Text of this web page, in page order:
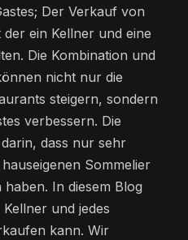
Der Verkauf von
der ein Kellner und eine
Die Kombination und
nicht nur die
steigern, sondern
verbessern. Die
dass nur sehr
Sommelier
In diesem Blog
und jedes
kann. Wir